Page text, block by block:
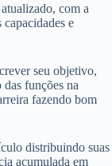
com a
e
seu objetivo,
funções na
fazendo bom
distribuindo suas
acumulada em